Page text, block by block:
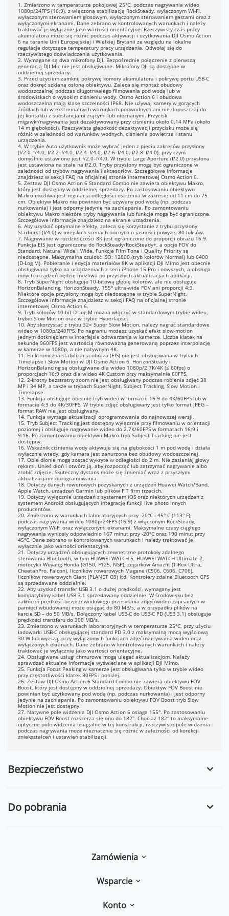
SuperNight
4K (16:9):
3840×2160@24/25/30/48/50/60FPS
2.7K (16:9):
2688×1512@24/25/30/48/50/60FPS
1080p (16:9):
1920×1080@24/25/30/48/50/60FPS
Śledzenie obiektów
2.7K (16:9):
2688×1512@24/25/30/48/50/60FPS
2.7K (9:16):
1512×2688@24/25/30/48/50/60FPS
1080p (16:9):
1920×1080@24/25/30/48/50/60FPS
1080p (9:16):
1080×1920@24/25/30/48/50/60FPS
Slow Motion
4K: 4× (120FPS)
2.7K: 4× (120FPS)
1080p: 8× (240FPS), 4× (120FPS)
2.7K/1080p@25/30FPS: Auto/×2/
×10/×15/×30
2.7K/1080p@25/30FPS
1/2/3/4/5/6/8/10/15/20/25/30/40
2/5/30/60 min
trwania: 5/10/20/30 min,
3/5 godz., ∞
3.0
3.0+
stabilizacja obrazu
nie jest obsługiwana w
Slow Motion i Timelapse.
i HorizonBalancing
obsługiwane dla wideo 1080p
2.7K (16:9), 4K (16:9) i 4K
z liczbą klatek na sekundę
lub niższą.
trwania nagrania wstępnego:
15/30 s, 1/2/5 min
Mbps
RAW
(HEVC)
ma 64 GB wbudowanej
z czego 50 GB jest
do użytku. Pojemność
rozszerzyć za pomocą karty
kHz 16-bit; AAC
1. Zmierzono w temperaturze pokojowej 25°C, podczas nagrywania wideo
1080p/24FPS (16:9), z włączoną stabilizacją RockSteady, wyłączonym Wi-Fi,
wyłączonym sterowaniem głosowym, wyłączonym sterowaniem gestami oraz z
wyłączonymi ekranami. Dane zebrano w kontrolowanych warunkach i należy
traktować je wyłącznie jako wartości orientacyjne. Rzeczywisty czas pracy
akumulatora może się różnić podczas aktywacji i użytkowania DJI Osmo Action
6 na terenie Unii Europejskiej i Wielkiej Brytanii ze względu na lokalne
regulacje dotyczące temperatury pracy urządzenia. Odwołaj się do
rzeczywistego doświadczenia użytkowania.
2. Wymagane są dwa mikrofony DJI. Bezpośrednie połączenie z pierwszą
generacją DJI Mic nie jest obsługiwane. Mikrofony DJI są dostępne w
oddzielnej sprzedaży.
3. Przed użyciem zamknij pokrywę komory akumulatora i pokrywę portu USB-C
oraz dokręć szklaną osłonę obiektywu. Zaleca się montaż obudowy
wodoszczelnej podczas długotrwałego filmowania pod wodą lub w
środowiskach o wysokim ciśnieniu wody. Osmo Action 6 i obudowa
wodoszczelna mają klasę szczelności IP68. Nie używaj kamery w gorących
źródłach lub w ekstremalnych warunkach podwodnych ani nie dopuszczaj do
jej kontaktu z substancjami żrącymi lub nieznanymi. Przycisk
migawki/nagrywania jest dezaktywowany przy ciśnieniu około 0,14 MPa (około
14 m głębokości). Rzeczywista głębokość dezaktywacji przycisku może się
różnić w zależności od warunków wodnych, ciśnienia powietrza i stanu
urządzenia.
4. W trybie Auto użytkownik może wybrać jeden z pięciu zakresów przysłony
(f/2.0–f/4.0, f/2.2–f/4.0, f/2.4–f/4.0, f/2.6–f/4.0, f/2.8–f/4.0), przy czym
domyślnie ustawione jest f/2.0–f/4.0. W trybie Large Aperture (f/2.0) przysłona
jest ustawiona na stałe na f/2.0. Tryby przysłony mogą być ograniczone w
zależności od trybów nagrywania i akcesoriów. Szczegółowe informacje
znajdziesz w sekcji FAQ na oficjalnej stronie internetowej Osmo Action 6.
5. Zestaw DJI Osmo Action 6 Standard Combo nie zawiera obiektywu Makro,
który jest dostępny w oddzielnej sprzedaży. Po zastosowaniu obiektywu
Makro możliwa jest regulacja odległości ostrzenia w zakresie od 11 cm do 75
cm. Obiektyw Makro nie powinien być używany pod wodą (np. podczas
nurkowania) i jest odporny jedynie na zachlapania. Po zamontowaniu
obiektywu Makro niektóre tryby nagrywania lub funkcje mogą być ograniczone.
Szczegółowe informacje znajdziesz na ekranie urządzenia.
6. Aby uzyskać optymalne efekty, zaleca się korzystanie z trybu przysłony
Starburst (f/4.0) w miejskich scenach nocnych o jasności powyżej 80 luksów.
7. Nagrywanie w rozdzielczości 8K jest ograniczone do proporcji obrazu 16:9.
Funkcja EIS jest ograniczona do RockSteady/RockSteady+, a opcje FOV do
Standard, Natural Wide i Wide. Funkcje Film Tone i Quality Priority są
niedostępne. Maksymalna czułość ISO: 12800 (tryb kolorów Normal) lub 6400
(D-Log M). Pobieranie i edycja materiałów 8K w aplikacji DJI Mimo jest obecnie
obsługiwana tylko na urządzeniach z serii iPhone 15 Pro i nowszych, a obsługa
innych urządzeń będzie możliwa po przyszłych aktualizacjach aplikacji.
8. Tryb SuperNight obsługuje 10-bitową głębię kolorów, ale nie obsługuje
HorizonBalancing, HorizonSteady, 155° ultra-wide FOV ani proporcji 4:3.
Niektóre opcje przysłony mogą być niedostępne w trybie SuperNight.
Szczegółowe informacje znajdziesz w sekcji FAQ na oficjalnej stronie
internetowej Osmo Action 6.
9. Tryb kolorów 10-bit D-Log M można włączyć w standardowym trybie wideo,
trybie Slow Motion oraz w trybie Hyperlapse.
10. Aby skorzystać z trybu 32× Super Slow Motion, należy nagrać standardowe
wideo w 1080p/240FPS. Po nagraniu możesz uzyskać efekt slow-motion
jednym dotknięciem w interfejsie odtwarzania w kamerze. Liczba klatek na
sekundę 960FPS jest wartością równoważną generowaną poprzez interpolację
w kamerze w 1080p, a nie natywnym 4K.
11. Elektroniczna stabilizacja obrazu (EIS) nie jest obsługiwana w trybach
Timelapse i Slow Motion w DJI Osmo Action 6. HorizonSteady i
HorizonBalancing są obsługiwane dla wideo 1080p/2.7K/4K (≤ 60fps) o
proporcjach 16:9 oraz dla wideo 4K Custom przy maksymalnie 60FPS.
12. 2-krotny bezstratny zoom nie jest obsługiwany podczas robienia zdjęć 38
MP i 34 MP, a także w trybach SuperNight, Subject Tracking, Slow Motion i
Timelapse.
13. Funkcja obsługuje obecnie tryb wideo w formacie 16:9 do 4K/60FPS lub w
formacie 4:3 do 4K/30FPS. W trybie zdjęć obsługiwany jest tylko format JPEG –
format RAW nie jest obsługiwany.
14. Funkcja wymaga aktualizacji oprogramowania do najnowszej wersji.
15. Tryb Subject Tracking jest dostępny wyłącznie przy filmowaniu w orientacji
poziomej i obsługuje nagrywanie wideo do 2.7K/60FPS w formatach 16:9 i
9:16. Po zamontowaniu obiektywu Makro tryb Subject Tracking nie jest
dostępny.
16. Wskaźnik ciśnienia wody aktywuje się na głębokości 1 m pod wodą i działa
wyłącznie wtedy, gdy kamera jest zanurzona bez obudowy wodoszczelnej.
17. Obie dłonie mogą zostać wykryte w odległości do 2 m. Nie zasłaniaj głowy
rękami. Unieś dłoń i otwórz ją, aby rozpocząć lub zatrzymać nagrywanie albo
zrobić zdjęcie. Skuteczny dystans może się zmieniać wraz z przyszłymi
aktualizacjami oprogramowania.
18. Dotyczy danych rowerowych pozyskanych z urządzeń Huawei Watch/Band,
Apple Watch, urządzeń Garmin lub plików FIT firm trzecich.
19. Dotyczy wyłącznie urządzeń z systemem iOS oraz niektórych urządzeń z
systemem Android obsługujących integrację funkcji live photo innych
producentów.
20. Zmierzono w warunkach laboratoryjnych przy -20°C i 45° C (113° F),
podczas nagrywania wideo 1080p/24FPS (16:9) z włączonym RockSteady,
wyłączonym Wi-Fi oraz wyłączonymi ekranami. Maksymalne czasy ciągłego
nagrywania wyniosły odpowiednio 167 minut przy -20°C oraz 190 minut przy
45°C. Dane zebrano w kontrolowanych warunkach i należy traktować je
wyłącznie jako wartości orientacyjne.
21. Dotyczy urządzeń obsługujących zewnętrzne protokoły zdalnego
sterowania Bluetooth, w tym HUAWEI WATCH 5, HUAWEI WATCH Ultimate 2,
motocykli Wuyang-Honda (G150, F125, NSP), zegarków Amazfit (T-Rex Ultra,
CheetahPro, Falcon), liczników rowerowych Magene (C506, C606, C706),
liczników rowerowych Giant (PLANET G9) itd. Kontrolery zdalne Bluetooth GPS
są sprzedawane oddzielnie.
22. Aby uzyskać transfer USB 3.1 o dużej prędkości, wymagany jest
kompatybilny kabel USB 3.1 sprzedawany oddzielnie. W środowisku bez
zakłóceń prędkość bezprzewodowego przesyłania zdjęć/wideo zapisanych w
pamięci wbudowanej może osiągać do 80 MB/s, a w przypadku plików na
karcie SD – do 50 MB/s. Dołączony kabel USB-C do USB-C PD (USB 3.1) obsługuje
prędkości transferu do 300 MB/s.
23. Zmierzono w warunkach laboratoryjnych w temperaturze 25°C, przy użyciu
ładowarki USB-C obsługującej standard PD 3.0 z maksymalną mocą wyjściową
30 W lub wyższą, przy wyłączonych funkcjach zdjęć/nagrywania wideo oraz
wyłączonych ekranach. Dane zebrano w kontrolowanych warunkach i należy
traktować je wyłącznie jako wartości orientacyjne.
24. Obsługiwane usługi chmurowe mogą ulegać aktualizacjom. Należy
sprawdzać aktualne informacje wyświetlane w aplikacji DJI Mimo.
25. Funkcja Focus Peaking w kamerze jest obsługiwana tylko w trybie wideo
przy częstotliwości klatek 30FPS i poniżej.
26. Zestaw DJI Osmo Action 6 Standard Combo nie zawiera obiektywu FOV
Boost, który jest dostępny w oddzielnej sprzedaży. Obiektyw FOV Boost nie
powinien być użytkowany pod wodą (np. podczas nurkowania) i jest odporny
jedynie na zachlapania. Po zamontowaniu obiektywu FOV Boost tryb Slow
Motion nie jest dostępny.
27. Natywne pole widzenia DJI Osmo Action 6 osiąga 155°. Po zastosowaniu
obiektywu FOV Boost rozszerza się ono do 182°. Chociaż 182° to maksymalne
optyczne pole widzenia osiągalne w tej konstrukcji, rzeczywiste pole widzenia
podczas nagrywania może nieznacznie się różnić w zależności od korekcji
zniekształceń i ustawień stabilizacji.
Bezpieczeństwo
Do pobrania
Zamówienia
Wsparcie
Konto